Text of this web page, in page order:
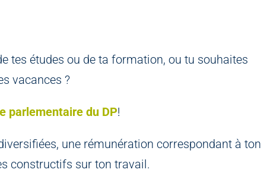
tes études ou de ta formation, ou tu souhaites
vacances ?
parlementaire du DP!
une rémunération correspondant à ton
constructifs sur ton travail.